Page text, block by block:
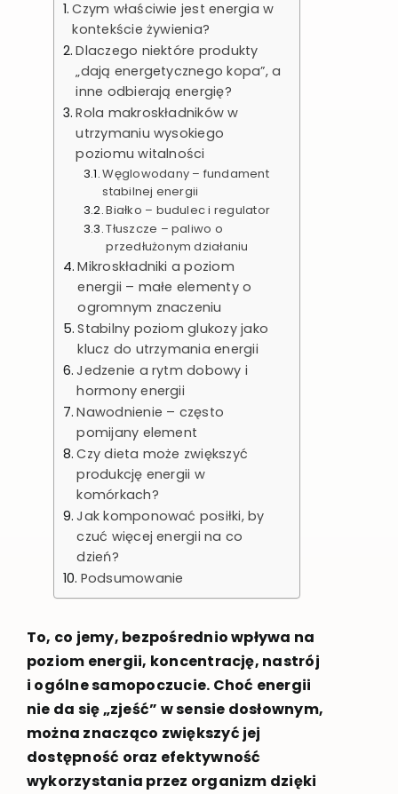
Czym właściwie jest energia w
kontekście żywienia?
Dlaczego niektóre produkty
„dają energetycznego kopa”, a
inne odbierają energię?
Rola makroskładników w
utrzymaniu wysokiego
poziomu witalności
Węglowodany – fundament
stabilnej energii
Białko – budulec i regulator
Tłuszcze – paliwo o
przedłużonym działaniu
Mikroskładniki a poziom
energii – małe elementy o
ogromnym znaczeniu
Stabilny poziom glukozy jako
klucz do utrzymania energii
Jedzenie a rytm dobowy i
hormony energii
Nawodnienie – często
pomijany element
Czy dieta może zwiększyć
produkcję energii w
komórkach?
Jak komponować posiłki, by
czuć więcej energii na co
dzień?
Podsumowanie
To, co jemy, bezpośrednio wpływa na
poziom energii, koncentrację, nastrój
i ogólne samopoczucie. Choć energii
nie da się „zjeść” w sensie dosłownym,
można znacząco zwiększyć jej
dostępność oraz efektywność
wykorzystania przez organizm dzięki